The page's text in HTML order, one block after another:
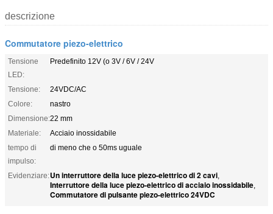
descrizione
Commutatore piezo-elettrico
Tensione
LED:
Predefinito 12V (o 3V / 6V / 24V
Tensione:
24VDC/AC
Colore:
nastro
Dimensione:22 mm
Materiale:
Acciaio inossidabile
tempo di
impulso:
di meno che o 50ms uguale
Evidenziare:Un interruttore della luce piezo-elettrico di 2 cavi,
Interruttore della luce piezo-elettrico di acciaio inossidabile,
Commutatore di pulsante piezo-elettrico 24VDC